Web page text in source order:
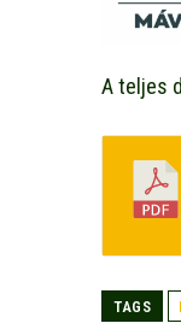
A teljes
TAGS